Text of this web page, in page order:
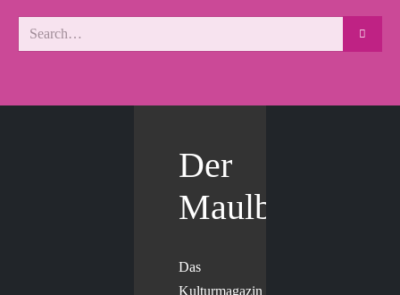
Der
Maulbär
Das
Kulturmagazin